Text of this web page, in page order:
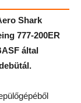
Shark
777-200ER
által